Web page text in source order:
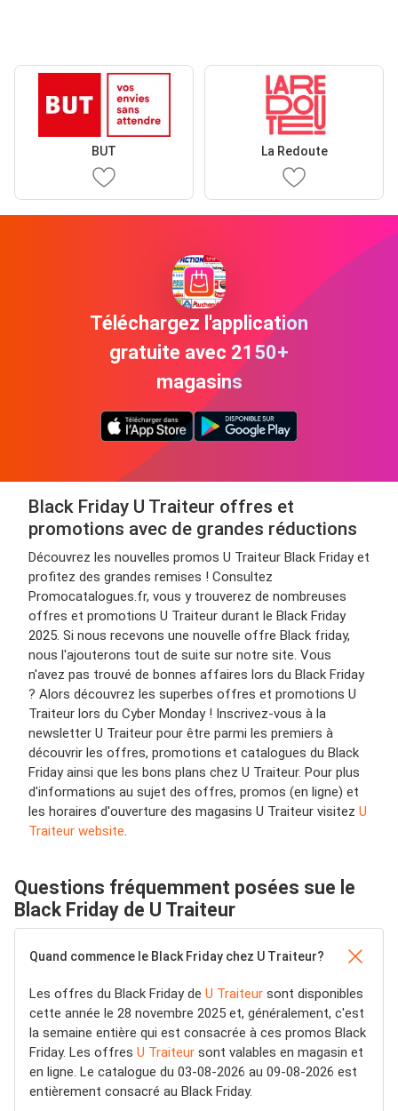
BUT La Redoute
Téléchargez l'application
gratuite avec 2150+
magasins
Black Friday U Traiteur offres et
promotions avec de grandes réductions
Découvrez les nouvelles promos U Traiteur Black Friday et
profitez des grandes remises ! Consultez
Promocatalogues.fr, vous y trouverez de nombreuses
offres et promotions U Traiteur durant le Black Friday
2025. Si nous recevons une nouvelle offre Black friday,
nous l'ajouterons tout de suite sur notre site. Vous
n'avez pas trouvé de bonnes affaires lors du Black Friday
? Alors découvrez les superbes offres et promotions U
Traiteur lors du Cyber Monday ! Inscrivez-vous à la
newsletter U Traiteur pour être parmi les premiers à
découvrir les offres, promotions et catalogues du Black
Friday ainsi que les bons plans chez U Traiteur. Pour plus
d'informations au sujet des offres, promos (en ligne) et
les horaires d'ouverture des magasins U Traiteur visitez U
Traiteur website.
Questions fréquemment posées sue le
Black Friday de U Traiteur
Quand commence le Black Friday chez U Traiteur?
Les offres du Black Friday de U Traiteur sont disponibles
cette année le 28 novembre 2025 et, généralement, c'est
la semaine entière qui est consacrée à ces promos Black
Friday. Les offres U Traiteur sont valables en magasin et
en ligne. Le catalogue du 03-08-2026 au 09-08-2026 est
entièrement consacré au Black Friday.